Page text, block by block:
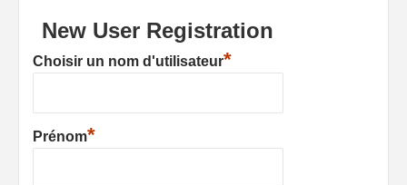
New User Registration
Choisir un nom d'utilisateur*
Prénom*